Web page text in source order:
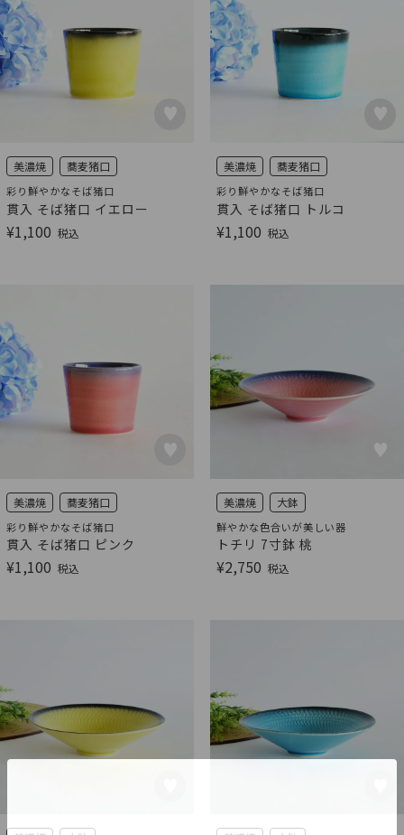
美濃焼 蕎麦猪口
彩り鮮やかなそば猪口
貫入 そば猪口 イエロー
¥1,100 税込
美濃焼 蕎麦猪口
彩り鮮やかなそば猪口
貫入 そば猪口 トルコ
¥1,100 税込
美濃焼 蕎麦猪口
彩り鮮やかなそば猪口
貫入 そば猪口 ピンク
¥1,100 税込
美濃焼 大鉢
鮮やかな色合いが美しい器
トチリ 7寸鉢 桃
¥2,750 税込